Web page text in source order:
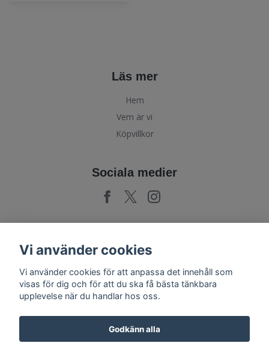
Läs mer
Hem
Vem är vi
Köpvillkor
Sociala medier
Prenumerera
Vi använder cookies
Vi använder cookies för att anpassa det innehåll som
visas för dig och för att du ska få bästa tänkbara
upplevelse när du handlar hos oss.
Godkänn alla